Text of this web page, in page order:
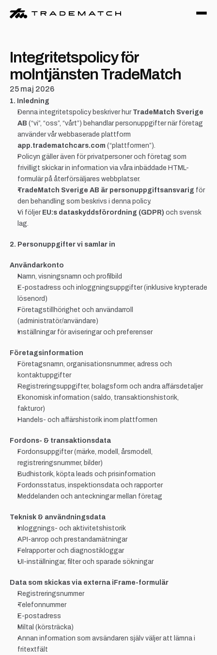
Integritetspolicy för
molntjänsten TradeMatch
25 maj 2026
1. Inledning
Denna integritetspolicy beskriver hur TradeMatch Sverige
AB (“vi”, “oss”, “vårt”) behandlar personuppgifter när företag
app.tradematchcars.com (“plattformen”).
Policyn gäller även för privatpersoner och företag som
frivilligt skickar in information via våra inbäddade HTML-
formulär på återförsäljares webbplatser.
TradeMatch Sverige AB är personuppgiftsansvarig för
den behandling som beskrivs i denna policy.
Vi följer EU:s dataskyddsförordning (GDPR) och svensk
lag.
2. Personuppgifter vi samlar in
Användarkonto
Namn, visningsnamn och profilbild
E-postadress och inloggningsuppgifter (inklusive krypterade
lösenord)
Företagstillhörighet och användarroll
(administratör/användare)
Inställningar för aviseringar och preferenser
Företagsinformation
Företagsnamn, organisationsnummer, adress och
kontaktuppgifter
Registreringsuppgifter, bolagsform och andra affärsdetaljer
Ekonomisk information (saldo, transaktionshistorik,
fakturor)
Handels- och affärshistorik inom plattformen
Fordons- & transaktionsdata
Fordonsuppgifter (märke, modell, årsmodell,
registreringsnummer, bilder)
Budhistorik, köpta leads och prisinformation
Fordonsstatus, inspektionsdata och rapporter
Meddelanden och anteckningar mellan företag
Teknisk & användningsdata
Inloggnings- och aktivitetshistorik
API-anrop och prestandamätningar
Felrapporter och diagnostikloggar
UI-inställningar, filter och sparade sökningar
Data som skickas via externa iFrame-formulär
Registreringsnummer
Telefonnummer
E-postadress
Miltal (körsträcka)
Annan information som avsändaren själv väljer att lämna i
fritextfält